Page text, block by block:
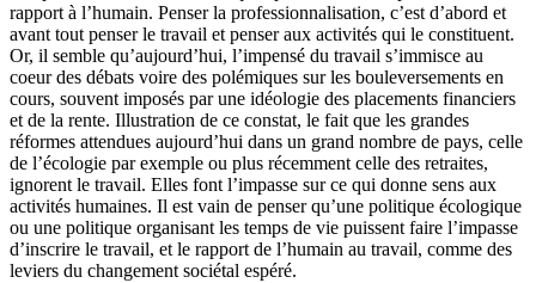
rapport à l’humain. Penser la professionnalisation, c’est d’abord et
avant tout penser le travail et penser aux activités qui le constituent.
Or, il semble qu’aujourd’hui, l’impensé du travail s’immisce au
coeur des débats voire des polémiques sur les bouleversements en
cours, souvent imposés par une idéologie des placements financiers
et de la rente. Illustration de ce constat, le fait que les grandes
réformes attendues aujourd’hui dans un grand nombre de pays, celle
de l’écologie par exemple ou plus récemment celle des retraites,
ignorent le travail. Elles font l’impasse sur ce qui donne sens aux
activités humaines. Il est vain de penser qu’une politique écologique
ou une politique organisant les temps de vie puissent faire l’impasse
d’inscrire le travail, et le rapport de l’humain au travail, comme des
leviers du changement sociétal espéré.